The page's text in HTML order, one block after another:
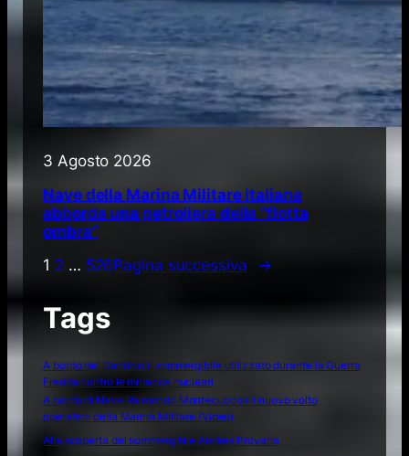
3 Agosto 2026
Nave della Marina Militare italiana
abborda una petroliera della “flotta
ombra”
1 2 … 526Pagina successiva →
Tags
A bordo del Dandolo il sommergibile utilizzato durante la Guerra
Fredda contro le minacce nucleari
A bordo di Nave Raimondo Montecuccoli il nuovo volto
operativo della Marina Militare (Video)
Alla scoperta del sommergibile Andrea Provana